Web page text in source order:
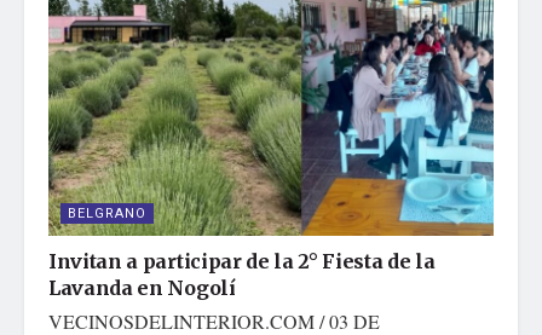
BELGRANO
Invitan a participar de la 2° Fiesta de la
Lavanda en Nogolí
VECINOSDELINTERIOR.COM / 03 DE